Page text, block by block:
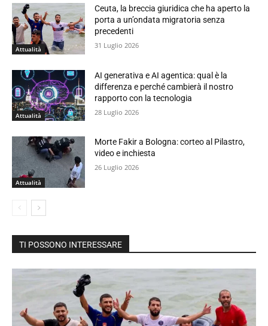
Attualità
Ceuta, la breccia giuridica che ha aperto la
porta a un’ondata migratoria senza
precedenti
31 Luglio 2026
Attualità
AI generativa e AI agentica: qual è la
differenza e perché cambierà il nostro
rapporto con la tecnologia
28 Luglio 2026
Attualità
Morte Fakir a Bologna: corteo al Pilastro,
video e inchiesta
26 Luglio 2026
TI POSSONO INTERESSARE